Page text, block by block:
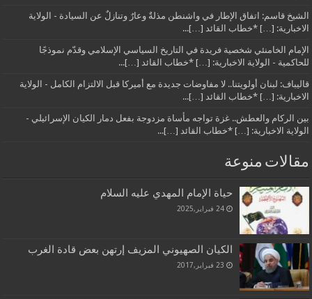
الشيخ قاسم: اتفاق الإطار في واشنطن مذلةٌ وعارٌ وتنازلٌ عن السيادة - الولاية
الاخبارية: […] *خطاب القائد […]...
الإمام الخامنئي شخصية فريدة في التاريخ السياسي الإسلامي وقدّم نموذجًا
للحاكمية - الولاية الاخبارية: […] *خطاب القائد […]...
قاليباف: لبنان أولويتنا.. لا مفاوضات جديدة مع أميركا قبل الالتزام الكامل - الولاية
الاخبارية: […] *خطاب القائد […]...
بين الركام والعطش.. غزة تواجه مأساة مزدوجة بفعل دمار الكيان الإسرائيلي -
الولاية الاخبارية: […] *خطاب القائد […]...
مقالات منوعة
حياة الإمام المهدي عليه السلام
24 فبراير,2025
الكيان الصهيوني المزيف إرتهن بعض قادة الغرب
23 فبراير,2017